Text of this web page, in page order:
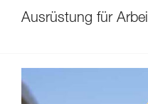
Ausrüstung für